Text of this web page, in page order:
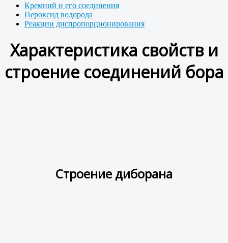
Кремний и его соединения
Пероксид водорода
Реакции диспропорционирования
Характеристика свойств и
строение соединений бора
Строение диборана